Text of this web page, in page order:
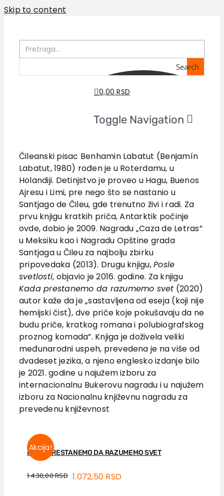
Skip to content
Search
0,00 RSD
Toggle Navigation
About us
Books
In preparation
Sale
Authors
News
EU PROJECTS
Contact
Čileanski pisac Benhamin Labatut (Benjamín
Labatut, 1980) rođen je u Roterdamu, u
Holandiji. Detinjstvo je proveo u Hagu, Buenos
Ajresu i Limi, pre nego što se nastanio u
Santjago de Čileu, gde trenutno živi i radi. Za
prvu knjigu kratkih priča, Antarktik počinje
ovde, dobio je 2009. Nagradu „Caza de Letras”
u Meksiku kao i Nagradu Opštine grada
Santjaga u Čileu za najbolju zbirku
pripovedaka (2013). Drugu knjigu,Posle
svetlosti, objavio je 2016. godine. Za knjigu
Kada prestanemo da razumemo svet (2020)
autor kaže da je „sastavljena od eseja (koji nije
hemijski čist), dve priče koje pokušavaju da ne
budu priče, kratkog romana i polubiografskog
proznog komada”. Knjiga je doživela veliki
međunarodni uspeh, prevedena je na više od
dvadeset jezika, a njeno englesko izdanje bilo
je 2021. godine u najužem izboru za
internacionalnu Bukerovu nagradu i u najužem
izboru za Nacionalnu književnu nagradu za
prevedenu književnost
Akcija!
KADA PRESTANEMO DA RAZUMEMO SVET
1.430,00RSD 1.072,50 RSD